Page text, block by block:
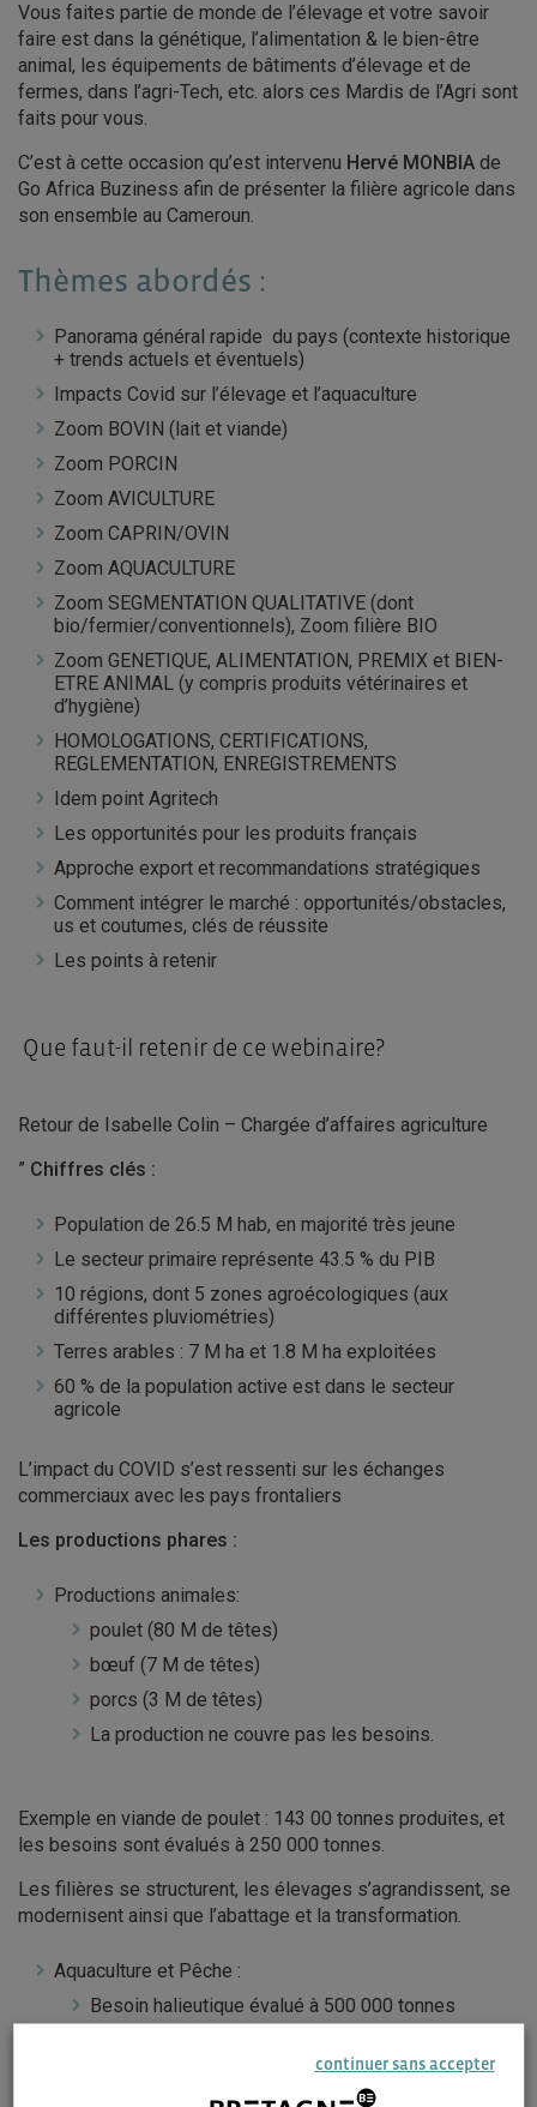
Vous faites partie de monde de l’élevage et votre savoir
faire est dans la génétique, l’alimentation & le bien-être
animal, les équipements de bâtiments d’élevage et de
fermes, dans l’agri-Tech, etc. alors ces Mardis de l’Agri sont
faits pour vous.
C’est à cette occasion qu’est intervenu Hervé MONBIA de
Go Africa Buziness afin de présenter la filière agricole dans
son ensemble au Cameroun.
Thèmes abordés :
Panorama général rapide du pays (contexte historique
+ trends actuels et éventuels)
Impacts Covid sur l’élevage et l’aquaculture
Zoom BOVIN (lait et viande)
Zoom PORCIN
Zoom AVICULTURE
Zoom CAPRIN/OVIN
Zoom AQUACULTURE
Zoom SEGMENTATION QUALITATIVE (dont
bio/fermier/conventionnels), Zoom filière BIO
Zoom GENETIQUE, ALIMENTATION, PREMIX et BIEN-
ETRE ANIMAL (y compris produits vétérinaires et
d’hygiène)
HOMOLOGATIONS, CERTIFICATIONS,
REGLEMENTATION, ENREGISTREMENTS
Idem point Agritech
Les opportunités pour les produits français
Approche export et recommandations stratégiques
Comment intégrer le marché : opportunités/obstacles,
us et coutumes, clés de réussite
Les points à retenir
Que faut-il retenir de ce webinaire?
Retour de Isabelle Colin – Chargée d’affaires agriculture
” Chiffres clés :
Population de 26.5 M hab, en majorité très jeune
Le secteur primaire représente 43.5 % du PIB
10 régions, dont 5 zones agroécologiques (aux
différentes pluviométries)
Terres arables : 7 M ha et 1.8 M ha exploitées
60 % de la population active est dans le secteur
agricole
L’impact du COVID s’est ressenti sur les échanges
commerciaux avec les pays frontaliers
Les productions phares :
Productions animales:
poulet (80 M de têtes)
bœuf (7 M de têtes)
porcs (3 M de têtes)
La production ne couvre pas les besoins.
Exemple en viande de poulet : 143 00 tonnes produites, et
les besoins sont évalués à 250 000 tonnes.
Les filières se structurent, les élevages s’agrandissent, se
modernisent ainsi que l’abattage et la transformation.
Aquaculture et Pêche :
Besoin halieutique évalué à 500 000 tonnes
Production poisson 10 000 tonnes
continuer sans accepter